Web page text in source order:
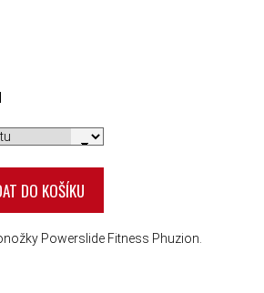
DO KOŠÍKU
Powerslide Fitness Phuzion.